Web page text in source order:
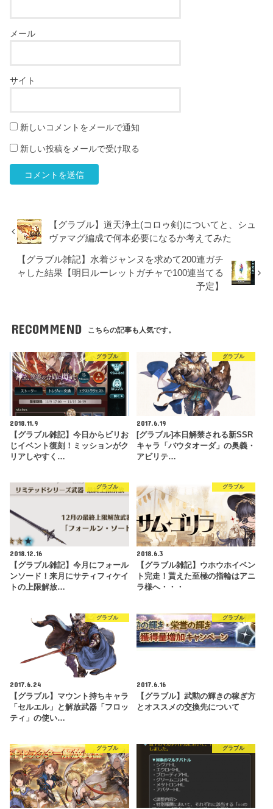
メール
サイト
新しいコメントをメールで通知
新しい投稿をメールで受け取る
【グラブル】道天浄土(コロゥ剣)についてと、シュ
ヴァマグ編成で何本必要になるか考えてみた
【グラブル雑記】水着ジャンヌを求めて200連ガチ
ャした結果【明日ルーレットガチャで100連当てる
予定】
RECOMMEND こちらの記事も人気です。
グラブル
2018.11.9
【グラブル雑記】今日からビリお
じイベント復刻！ミッションがク
リアしやすく…
グラブル
2017.6.19
[グラブル]本日解禁される新SSR
キャラ「バウタオーダ」の奥義・
アビリテ…
グラブル
2018.12.16
【グラブル雑記】今月にフォール
ンソード！来月にサティフィケイ
トの上限解放…
グラブル
2018.6.3
【グラブル雑記】ウホウホイベン
ト完走！貰えた至極の指輪はアニ
ラ様へ・・・
グラブル
2017.6.24
【グラブル】マウント持ちキャラ
「セルエル」と解放武器「フロッ
ティ」の使い…
グラブル
2017.6.16
【グラブル】武勲の輝きの稼ぎ方
とオススメの交換先について
グラブル グラブル